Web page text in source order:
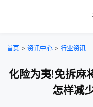
首页 > 资讯中心 > 行业资讯
化险为夷!免拆麻
怎样减